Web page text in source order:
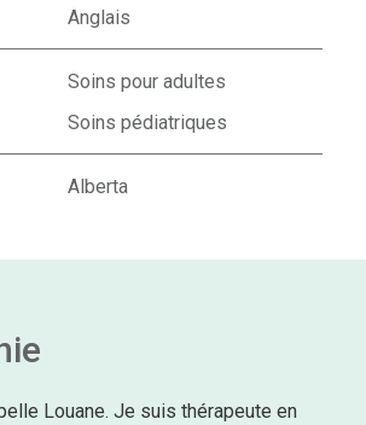
Anglais
Soins pour adultes
Soins pédiatriques
Alberta
Louane. Je suis thérapeute en